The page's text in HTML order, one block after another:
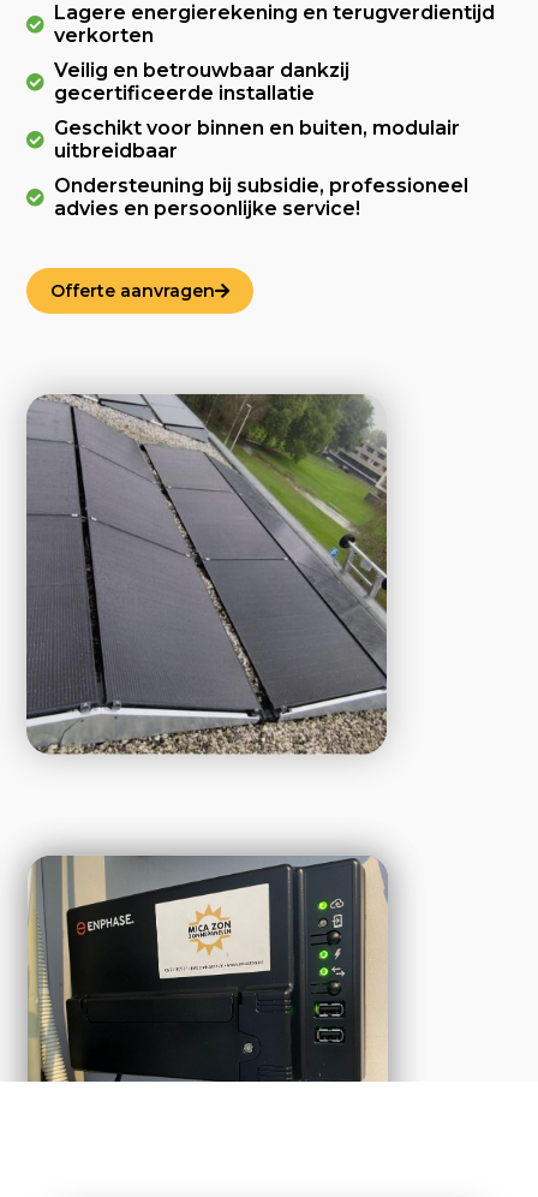
Lagere energierekening en terugverdientijd
verkorten
Veilig en betrouwbaar dankzij
gecertificeerde installatie
Geschikt voor binnen en buiten, modulair
uitbreidbaar
Ondersteuning bij subsidie, professioneel
advies en persoonlijke service!
Offerte aanvragen